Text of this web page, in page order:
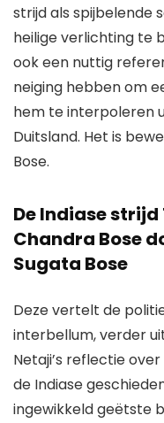
strijd als spijbelende
heilige verlichting te
ook een nuttig
neiging hebben om
hem te interpoleren
Duitsland. Het is
Bose.
De Indiase strijd
Chandra Bose
Sugata Bose
Deze vertelt de
interbellum, verder
Netaji’s reflectie
de Indiase
ingewikkeld geëtste